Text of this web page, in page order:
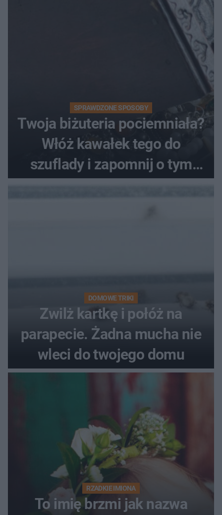
SPRAWDZONE SPOSOBY
Twoja biżuteria pociemniała?
Włóż kawałek tego do
szuflady i zapomnij o tym
DOMOWE TRIKI
Zwilż kartkę i połóż na
parapecie. Żadna mucha nie
wleci do twojego domu
RZADKIE IMIONA
To imię brzmi jak nazwa